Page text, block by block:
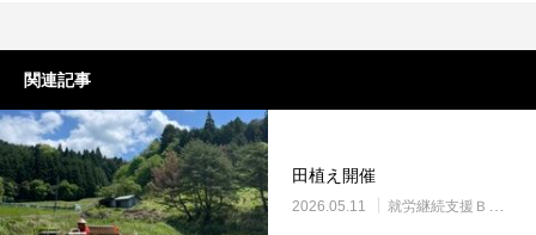
関連記事
田植え開催
2026.05.11 就労継続支援Ｂ型・ニコプレイス